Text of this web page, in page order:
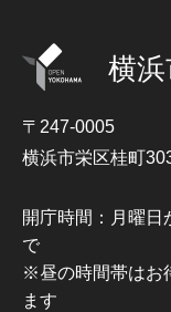
横
〒247-0005
横浜市栄区桂町
開庁時間：月曜日
で
※昼の時間帯はお
ます